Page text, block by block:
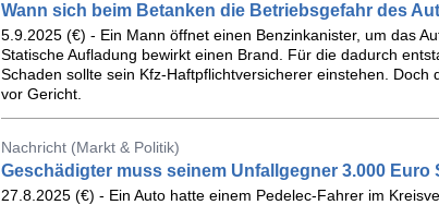
Wann sich beim Betanken die Betriebsgefahr des
5.9.2025 (€) - Ein Mann öffnet einen Benzinkanister, um das
Statische Aufladung bewirkt einen Brand. Für die dadurch
Schaden sollte sein Kfz-Haftpflichtversicherer einstehen. Doch
vor Gericht.
Nachricht (Markt & Politik)
Geschädigter muss seinem Unfallgegner 3.000 Euro
27.8.2025 (€) - Ein Auto hatte einem Pedelec-Fahrer im